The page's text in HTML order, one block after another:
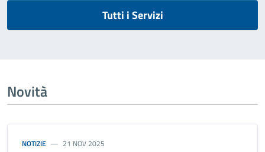
Tutti i Servizi
Novità
NOTIZIE 21 NOV 2025